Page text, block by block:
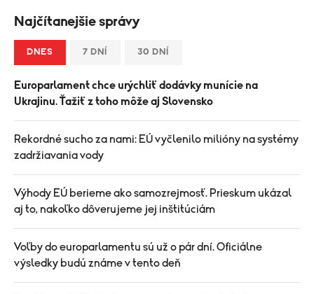
Najčítanejšie správy
DNES 7 DNÍ 30 DNÍ
Europarlament chce urýchliť dodávky munície na
Ukrajinu. Ťažiť z toho môže aj Slovensko
Rekordné sucho za nami: EÚ vyčlenilo milióny na systémy
zadržiavania vody
Výhody EÚ berieme ako samozrejmosť. Prieskum ukázal
aj to, nakoľko dôverujeme jej inštitúciám
Voľby do europarlamentu sú už o pár dní. Oficiálne
výsledky budú známe v tento deň